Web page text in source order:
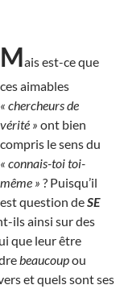
Mais est-ce que
ces aimables
« chercheurs de
vérité » ont bien
compris le sens du
« connais-toi toi-
même » ? Puisqu’il
est question deSE
ils ainsi sur des
que leur être
beaucoupou
et quels sont ses